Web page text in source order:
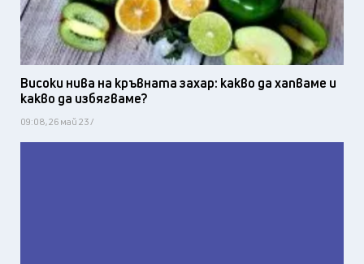
Високи нива на кръвната захар: какво да хапваме и
какво да избягваме?
09:08, 26 май 23 /